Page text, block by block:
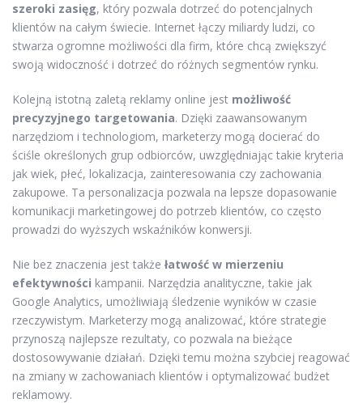
szeroki zasięg, który pozwala dotrzeć do potencjalnych
klientów na całym świecie. Internet łączy miliardy ludzi, co
stwarza ogromne możliwości dla firm, które chcą zwiększyć
swoją widoczność i dotrzeć do różnych segmentów rynku.
Kolejną istotną zaletą reklamy online jest możliwość
precyzyjnego targetowania. Dzięki zaawansowanym
narzędziom i technologiom, marketerzy mogą docierać do
ściśle określonych grup odbiorców, uwzględniając takie kryteria
jak wiek, płeć, lokalizacja, zainteresowania czy zachowania
zakupowe. Ta personalizacja pozwala na lepsze dopasowanie
komunikacji marketingowej do potrzeb klientów, co często
prowadzi do wyższych wskaźników konwersji.
Nie bez znaczenia jest także łatwość w mierzeniu
efektywności kampanii. Narzędzia analityczne, takie jak
Google Analytics, umożliwiają śledzenie wyników w czasie
rzeczywistym. Marketerzy mogą analizować, które strategie
przynoszą najlepsze rezultaty, co pozwala na bieżące
dostosowywanie działań. Dzięki temu można szybciej reagować
na zmiany w zachowaniach klientów i optymalizować budżet
reklamowy.